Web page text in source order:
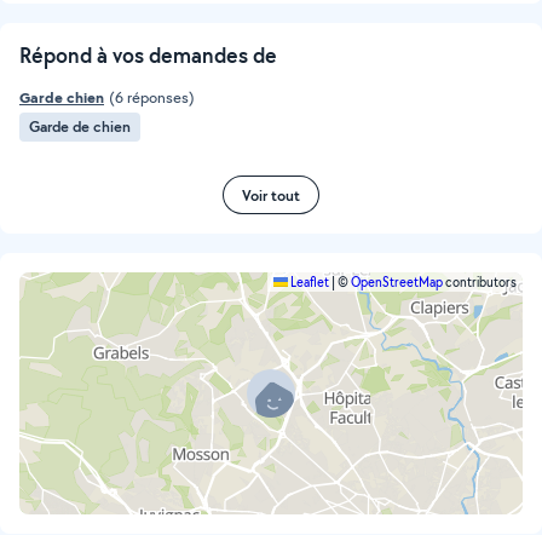
Répond à vos demandes de
Garde chien (6 réponses)
Garde de chien
Voir tout
Leaflet ©OpenStreetMapcontributors